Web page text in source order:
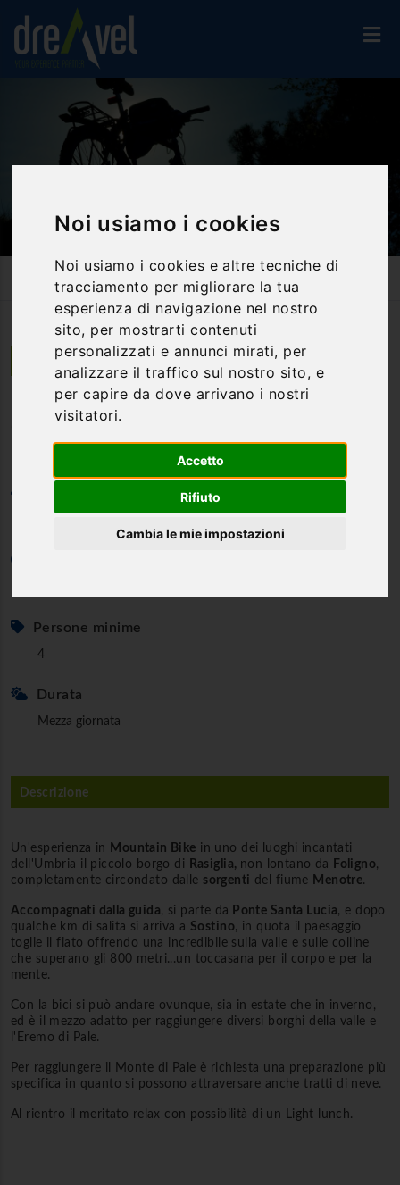
Noi usiamo i cookies
Noi usiamo i cookies e altre tecniche di
tracciamento per migliorare la tua
esperienza di navigazione nel nostro
sito, per mostrarti contenuti
personalizzati e annunci mirati, per
analizzare il traffico sul nostro sito, e
per capire da dove arrivano i nostri
visitatori.
Accetto
Rifiuto
Cambia le mie impostazioni
Attività Ed Esperienze
Bike & E-Bike
Rasiglia: Bike Tour Alle Sorgenti Del Menotre
Foligno | Umbria
Rasiglia: Bike Tour alle sorgenti
del Menotre
Persone minime
4
Durata
Mezza giornata
Descrizione
Un'esperienza in Mountain Bike in uno dei luoghi incantati
dell'Umbria il piccolo borgo di
Rasiglia, non lontano da Foligno,
completamente circondato dalle sorgenti del fiume Menotre.
Accompagnati dalla guida, si parte da Ponte Santa Lucia, e dopo
qualche km di salita si arriva a Sostino, in quota il paesaggio
toglie il fiato offrendo una incredibile sulla valle e sulle colline
che superano gli 800 metri...un toccasana per il corpo e per la
mente.
Con la bici si può andare ovunque, sia in estate che in inverno,
ed è il mezzo adatto per raggiungere diversi borghi della valle e
l'Eremo di Pale.
Per raggiungere il Monte di Pale è richiesta una preparazione più
specifica in quanto si possono attraversare anche tratti di neve.
Al rientro il meritato relax con possibilità di un Light lunch.